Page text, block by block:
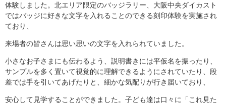
体験しました。北エリア限定のバッジラリー、大阪中央ダイカスト
ではバッジに好きな文字を入れることのできる刻印体験を実施され
ており、
来場者の皆さんは思い思いの文字を入れられていました。
小さなお子さまにも伝わるよう、説明書きには平仮名を振ったり、
サンプルを多く置いて視覚的に理解できるようにされていたり、段
差では手を引いてあげたりと、細かな気配りが行き届いており、
安心して見学することができました。子ども達は口々に「これ見た